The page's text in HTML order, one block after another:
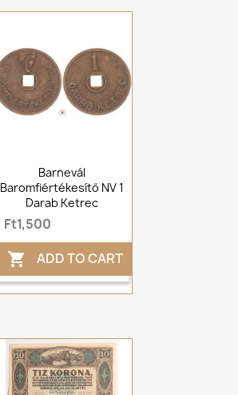
Barnevál
Baromfiértékesítő NV 1
Darab Ketrec
Ft1,500
 ADD TO CART